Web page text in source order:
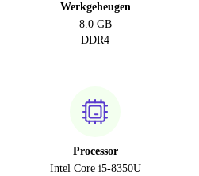
Werkgeheugen
8.0 GB
DDR4
Processor
Intel Core i5-8350U